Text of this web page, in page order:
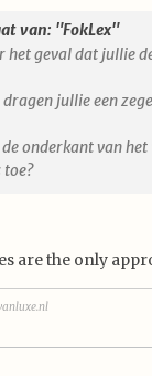
van: "FokLex"
het geval dat jullie
dragen jullie een
onderkant van
toe?
are the only